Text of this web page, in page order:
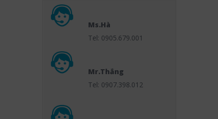
Ms.Hà
Tel: 0905.679.001
Mr.Thắng
Tel: 0907.398.012